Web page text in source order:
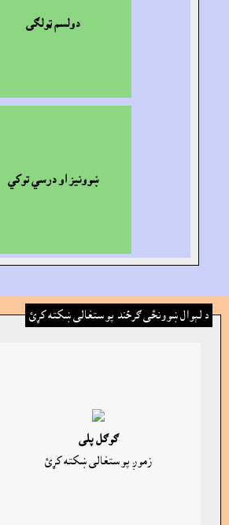
دولسم ټولګى
ښوونيز او درسي توکي
د لېوال ښوونځى ګرځند پوستغالى ښکته کړئ
ګوګل پلى
زموږ پوستغالى ښکته کړئ